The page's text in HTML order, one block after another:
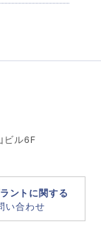
ビル6F
ントに関する
い合わせ